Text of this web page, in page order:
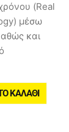
(Real
μέσω
και
ΚΑΛΆΘΙ